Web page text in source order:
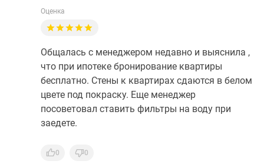
Оценка
Общалась с менеджером недавно и выяснила ,
что при ипотеке бронирование квартиры
бесплатно. Стены к квартирах сдаются в белом
цвете под покраску. Еще менеджер
посоветовал ставить фильтры на воду при
заедете.
0 0